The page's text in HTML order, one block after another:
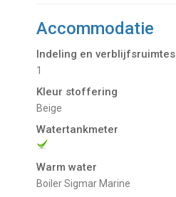
Accommodatie
Indeling en verblijfsruimtes
1
Kleur stoffering
Beige
Watertankmeter
Warm water
Boiler Sigmar Marine